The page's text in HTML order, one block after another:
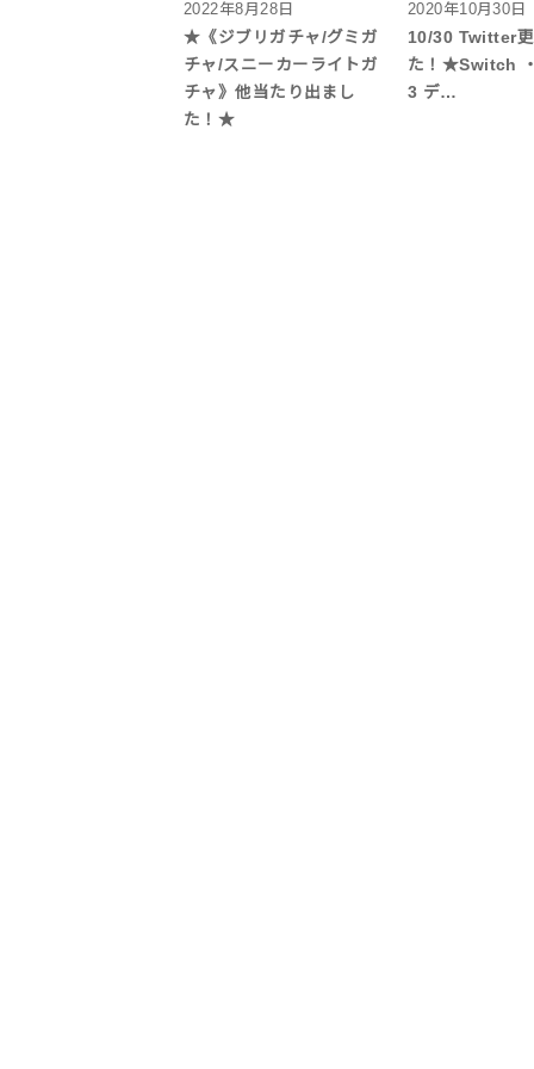
2022年8月28日
★《ジブリガチャ/グミガ
チャ/スニーカーライトガ
チャ》他当たり出まし
た！★
2020年10月30日
10/30 Twitter
た！★Switch
3 デ…